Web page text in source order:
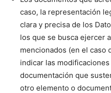
caso, la representación
clara y precisa de los
los que se busca ejercer
mencionados (en el caso
indicar las
documentación que
otro elemento o